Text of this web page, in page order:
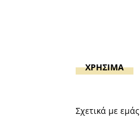
ΧΡΗΣΙΜΑ
Σχετικά με εμάς